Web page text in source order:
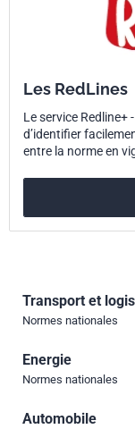
Les RedLines
Le service
d’identifier
entre la norme en
Transport et
Normes nationales
Energie
Normes nationales
Automobile